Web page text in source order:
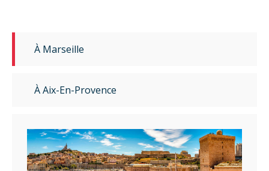
À Marseille
À Aix-En-Provence